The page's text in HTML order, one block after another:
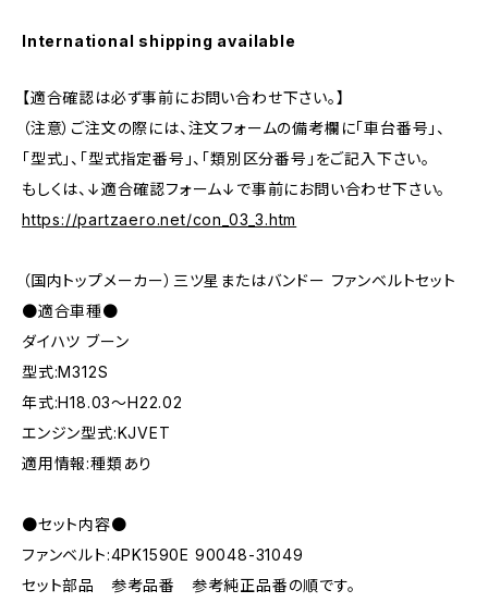
International shipping available
【適合確認は必ず事前にお問い合わせ下さい。】
（注意）ご注文の際には、注文フォームの備考欄に「車台番号」、
「型式」、「型式指定番号」、「類別区分番号」をご記入下さい。
もしくは、↓適合確認フォーム↓で事前にお問い合わせ下さい。
https://partzaero.net/con_03_3.htm
（国内トップメーカー）三ツ星またはバンドー ファンベルトセット
●適合車種●
ダイハツ ブーン
型式:M312S
年式:H18.03～H22.02
エンジン型式:KJVET
適用情報:種類あり
●セット内容●
ファンベルト:4PK1590E 90048-31049
セット部品 参考品番 参考純正品番の順です。